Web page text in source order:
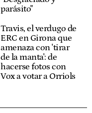
parásito"
Travis, el verdugo de
ERC en Girona que
amenaza con 'tirar
de la manta': de
hacerse fotos con
Vox a votar a Orriols